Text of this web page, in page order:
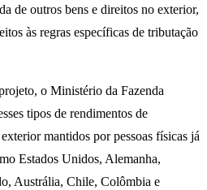
de outros bens e direitos no exterior,
às regras específicas de tributação
o Ministério da Fazenda
tipos de rendimentos de
mantidos por pessoas físicas já
Estados Unidos, Alemanha,
Austrália, Chile, Colômbia e